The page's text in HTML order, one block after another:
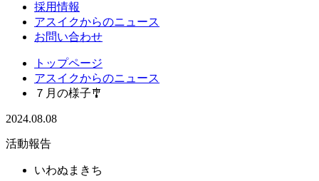
採用情報
アスイクからのニュース
お問い合わせ
トップページ
アスイクからのニュース
７月の様子🎐
2024.08.08
活動報告
いわぬまきち